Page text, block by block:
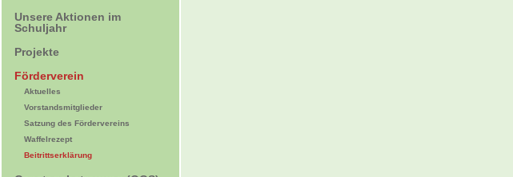
Unsere Aktionen im
Schuljahr
Projekte
Förderverein
Aktuelles
Vorstandsmitglieder
Satzung des Fördervereins
Waffelrezept
Beitrittserklärung